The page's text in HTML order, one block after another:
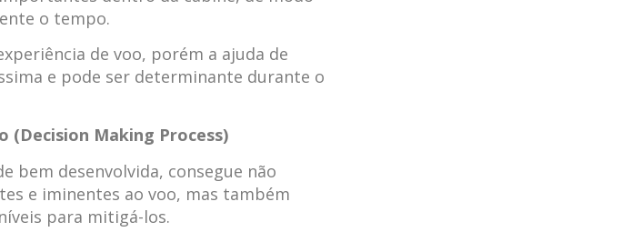
o tempo.
de voo, porém a ajuda de
e pode ser determinante durante o
(Decision Making Process)
bem desenvolvida, consegue não
e iminentes ao voo, mas também
para mitigá-los.